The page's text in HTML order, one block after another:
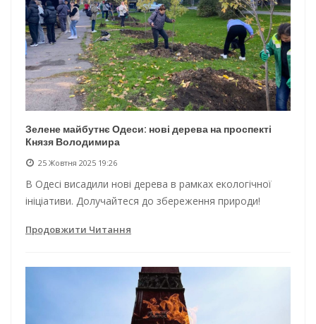
Зелене майбутнє Одеси: нові дерева на проспекті
Князя Володимира
25 Жовтня 2025 19:26
В Одесі висадили нові дерева в рамках екологічної
ініціативи. Долучайтеся до збереження природи!
Продовжити Читання